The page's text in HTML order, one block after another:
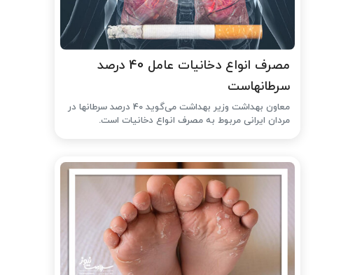
مصرف انواع دخانیات عامل 40 درصد
سرطانهاست
معاون بهداشت وزیر بهداشت می‌گوید 40 درصد سرطانها در
مردان ایرانی مربوط به مصرف انواع دخانیات است.